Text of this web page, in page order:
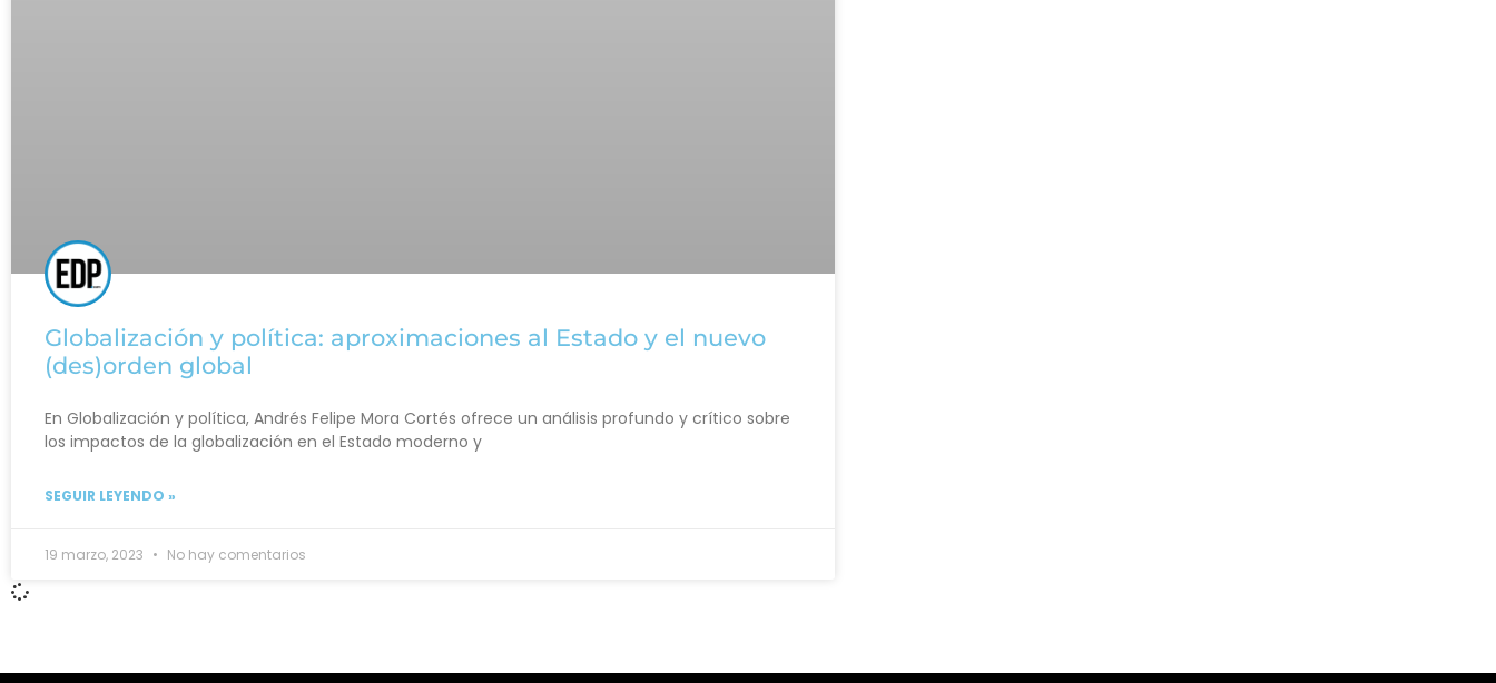
Globalización y política: aproximaciones al Estado y el nuevo
(des)orden global
En Globalización y política, Andrés Felipe Mora Cortés ofrece un análisis profundo y crítico sobre
los impactos de la globalización en el Estado moderno y
SEGUIR LEYENDO »
19 marzo, 2023 No hay comentarios